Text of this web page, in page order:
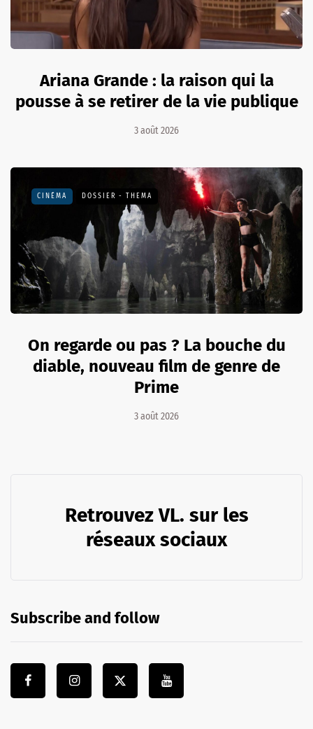
Ariana Grande : la raison qui la
pousse à se retirer de la vie publique
3 août 2026
CINÉMA DOSSIER - THEMA
On regarde ou pas ? La bouche du
diable, nouveau film de genre de
Prime
3 août 2026
Retrouvez VL. sur les
réseaux sociaux
Subscribe and follow